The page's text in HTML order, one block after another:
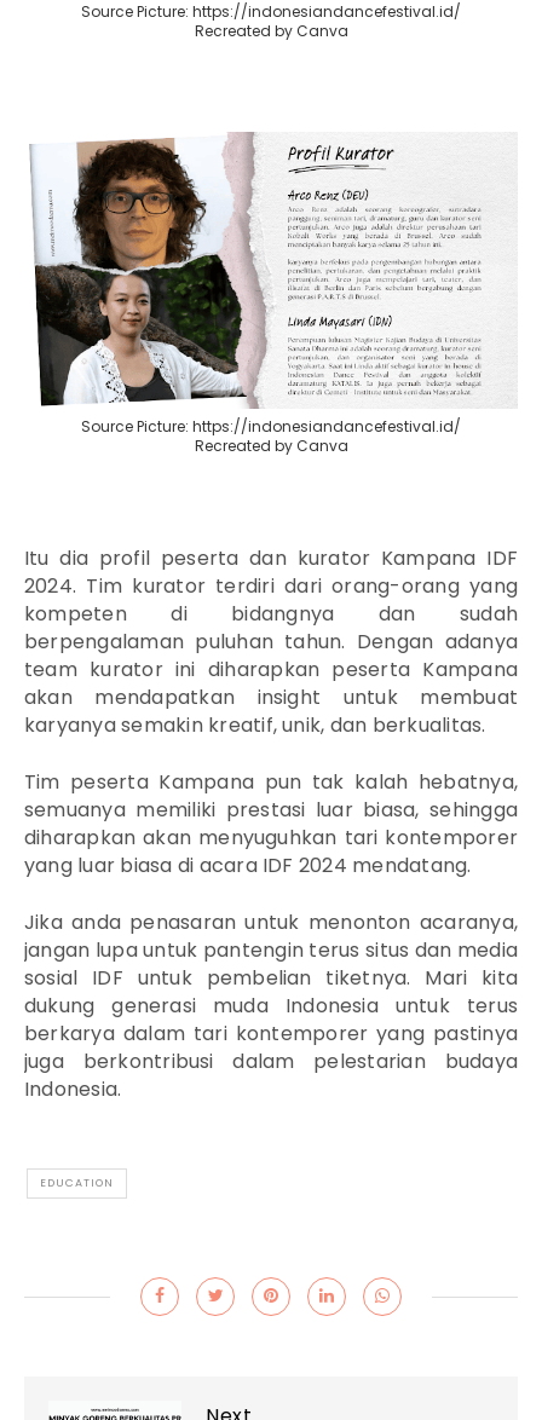
Source Picture: https://indonesiandancefestival.id/
Recreated by Canva
Source Picture: https://indonesiandancefestival.id/
Recreated by Canva
Itu dia profil peserta dan kurator Kampana IDF
2024. Tim kurator terdiri dari orang-orang yang
kompeten di bidangnya dan sudah
berpengalaman puluhan tahun. Dengan adanya
team kurator ini diharapkan peserta Kampana
akan mendapatkan insight untuk membuat
karyanya semakin kreatif, unik, dan berkualitas.
Tim peserta Kampana pun tak kalah hebatnya,
semuanya memiliki prestasi luar biasa, sehingga
diharapkan akan menyuguhkan tari kontemporer
yang luar biasa di acara IDF 2024 mendatang.
Jika anda penasaran untuk menonton acaranya,
jangan lupa untuk pantengin terus situs dan media
sosial IDF untuk pembelian tiketnya. Mari kita
dukung generasi muda Indonesia untuk terus
berkarya dalam tari kontemporer yang pastinya
juga berkontribusi dalam pelestarian budaya
Indonesia.
EDUCATION